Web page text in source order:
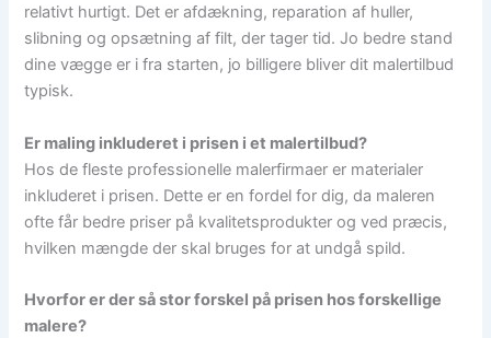
relativt hurtigt. Det er afdækning, reparation af huller,
slibning og opsætning af filt, der tager tid. Jo bedre stand
dine vægge er i fra starten, jo billigere bliver dit malertilbud
typisk.
Er maling inkluderet i prisen i et malertilbud?
Hos de fleste professionelle malerfirmaer er materialer
inkluderet i prisen. Dette er en fordel for dig, da maleren
ofte får bedre priser på kvalitetsprodukter og ved præcis,
hvilken mængde der skal bruges for at undgå spild.
Hvorfor er der så stor forskel på prisen hos forskellige
malere?